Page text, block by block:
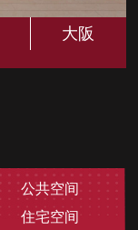
大阪
公共空间
住宅空间